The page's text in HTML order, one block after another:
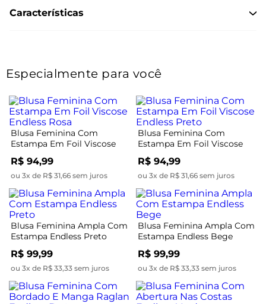
Características
Especialmente para você
Blusa Feminina Com
Estampa Em Foil Viscose
Endless Rosa
R$ 94,99
ou 3x de R$ 31,66 sem juros
Blusa Feminina Com
Estampa Em Foil Viscose
Endless Preto
R$ 94,99
ou 3x de R$ 31,66 sem juros
Blusa Feminina Ampla Com
Estampa Endless Preto
R$ 99,99
ou 3x de R$ 33,33 sem juros
Blusa Feminina Ampla Com
Estampa Endless Bege
R$ 99,99
ou 3x de R$ 33,33 sem juros